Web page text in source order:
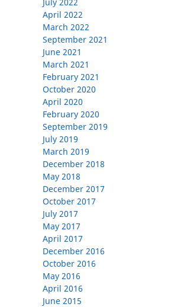
July 2022
April 2022
March 2022
September 2021
June 2021
March 2021
February 2021
October 2020
April 2020
February 2020
September 2019
July 2019
March 2019
December 2018
May 2018
December 2017
October 2017
July 2017
May 2017
April 2017
December 2016
October 2016
May 2016
April 2016
June 2015